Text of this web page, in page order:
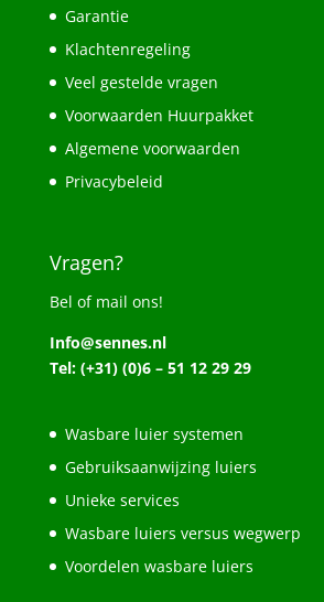
Garantie
Klachtenregeling
Veel gestelde vragen
Voorwaarden Huurpakket
Algemene voorwaarden
Privacybeleid
Vragen?
Bel of mail ons!
Info@sennes.nl
Tel: (+31) (0)6 – 51 12 29 29
Wasbare luier systemen
Gebruiksaanwijzing luiers
Unieke services
Wasbare luiers versus wegwerp
Voordelen wasbare luiers